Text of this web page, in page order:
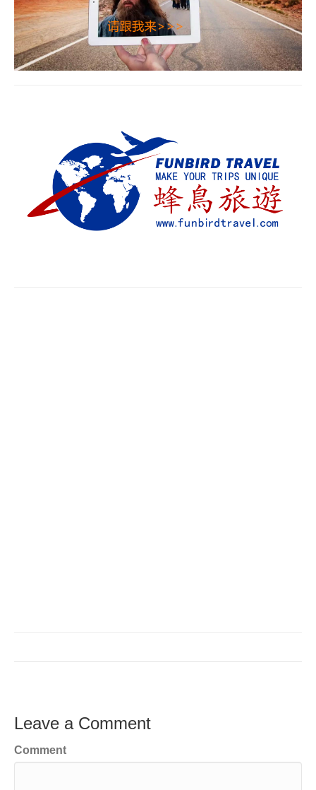
Leave a Comment
Comment